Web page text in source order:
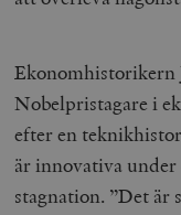
Ekonomhistorikern
Nobelpristagare i
efter en
är innovativa
stagnation. ”Det är